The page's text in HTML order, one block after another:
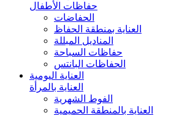
حفاظات الأطفال
الحفاضات
العناية بمنطقة الحفاظ
المناديل المبللة
حفاظات السباحة
الحفاظات البانتس
العناية اليومية
العناية بالمرأة
الفوط الشهرية
العناية بالمنطقة الحميمية